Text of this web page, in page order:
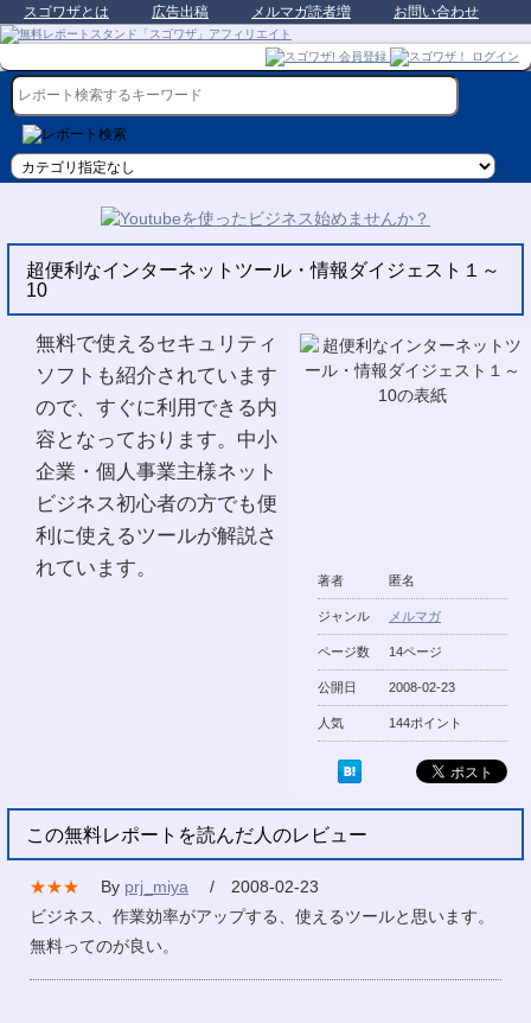
スゴワザとは 広告出稿 メルマガ読者増 お問い合わせ
超便利なインターネットツール・情報ダイジェスト１～
10
著者 匿名
ジャンル メルマガ
ページ数 14ページ
公開日 2008-02-23
人気 144ポイント
無料で使えるセキュリティ
ソフトも紹介されています
ので、すぐに利用できる内
容となっております。中小
企業・個人事業主様ネット
ビジネス初心者の方でも便
利に使えるツールが解説さ
れています。
この無料レポートを読んだ人のレビュー
★★★ By prj_miya
/ 2008-02-23
ビジネス、作業効率がアップする、使えるツールと思います。
無料ってのが良い。